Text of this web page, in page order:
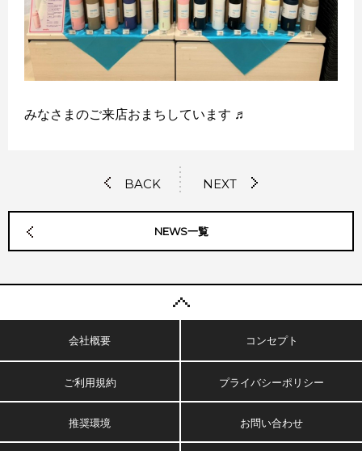
みなさまのご来店おまちしています ♬
BACK NEXT
NEWS一覧
会社概要 コンセプト
ご利用規約 プライバシーポリシー
推奨環境 お問い合わせ